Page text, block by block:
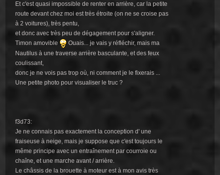
Et c'est quasi impossible de renter en arrière, car la petite
route devant chez moi est très étroite (on ne se croise pas
à 2 voitures), très pentu,
et donc avec très peu de dégagement pour s'aligner.
Timon amovible
Ouais... je vais y réfléchir, mais ma
Nautilus à une traverse arrière basculante, et des feux
coulissant,
donc je ne vois pas trop où, ni comment je le fixerais ...
Une petite photo pour visualiser le truc ?
f3d73:
Je ne connais pas exactement la conception d' une
fraiseuse à neige, mais je suppose que c'est toujours le
même principe avec un entraînement par courroie ou
chaîne, et une marche avant / arrière.
Le châssis de la brouette à moteur est à mon avis très